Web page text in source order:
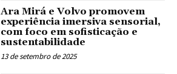
Ara Mirá e Volvo promovem
experiência imersiva sensorial,
com foco em sofisticação e
sustentabilidade
13 de setembro de 2025